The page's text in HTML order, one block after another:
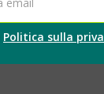
Politica sulla